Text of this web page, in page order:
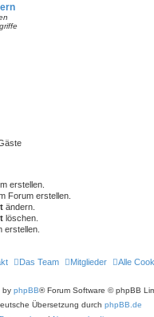
erstellen.
Forum erstellen.
ändern.
löschen.
erstellen.
Alle
Mitglieder
Das Team
by phpBB® Forum Software © phpBB
Übersetzung durch phpBB.de